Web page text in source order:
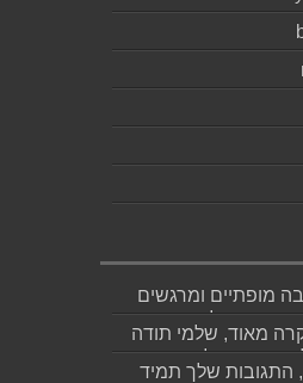
מופתיים ומרגשים
גד יודע לכתוב
מאוד, שלמי תודה
שבת שלום...
התגובות שלך תמיד